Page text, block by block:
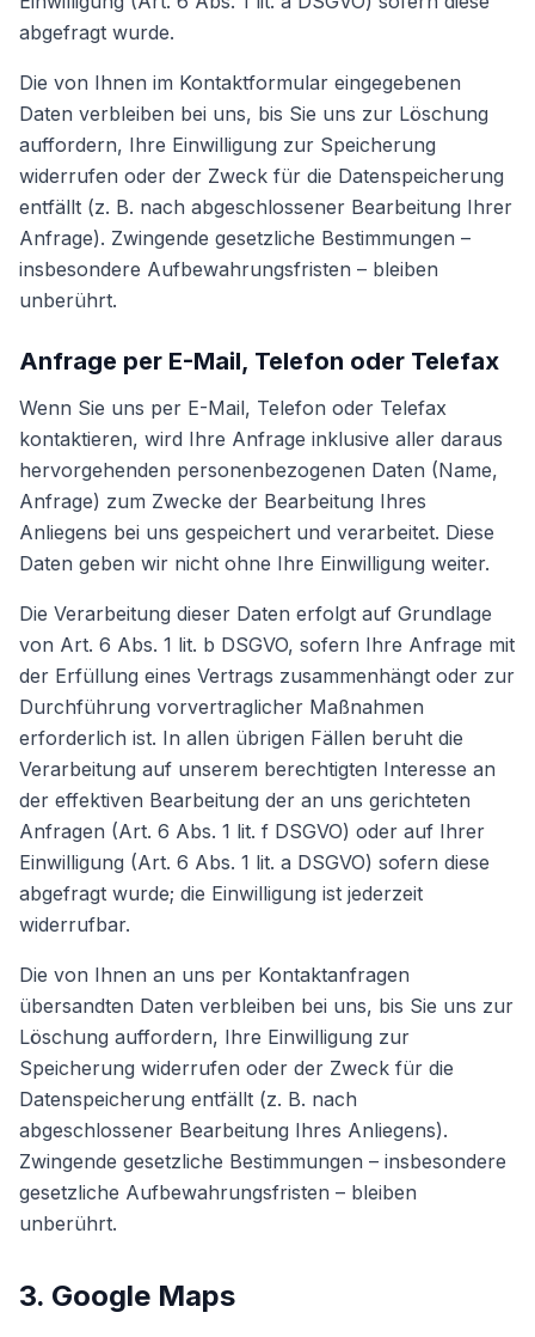
abgefragt wurde.
Die von Ihnen im Kontaktformular eingegebenen
Daten verbleiben bei uns, bis Sie uns zur Löschung
auffordern, Ihre Einwilligung zur Speicherung
widerrufen oder der Zweck für die Datenspeicherung
entfällt (z. B. nach abgeschlossener Bearbeitung Ihrer
Anfrage). Zwingende gesetzliche Bestimmungen –
insbesondere Aufbewahrungsfristen – bleiben
unberührt.
Anfrage per E-Mail, Telefon oder Telefax
Wenn Sie uns per E-Mail, Telefon oder Telefax
kontaktieren, wird Ihre Anfrage inklusive aller daraus
hervorgehenden personenbezogenen Daten (Name,
Anfrage) zum Zwecke der Bearbeitung Ihres
Anliegens bei uns gespeichert und verarbeitet. Diese
Daten geben wir nicht ohne Ihre Einwilligung weiter.
Die Verarbeitung dieser Daten erfolgt auf Grundlage
von Art. 6 Abs. 1 lit. b DSGVO, sofern Ihre Anfrage mit
der Erfüllung eines Vertrags zusammenhängt oder zur
Durchführung vorvertraglicher Maßnahmen
erforderlich ist. In allen übrigen Fällen beruht die
Verarbeitung auf unserem berechtigten Interesse an
der effektiven Bearbeitung der an uns gerichteten
Anfragen (Art. 6 Abs. 1 lit. f DSGVO) oder auf Ihrer
Einwilligung (Art. 6 Abs. 1 lit. a DSGVO) sofern diese
abgefragt wurde; die Einwilligung ist jederzeit
widerrufbar.
Die von Ihnen an uns per Kontaktanfragen
übersandten Daten verbleiben bei uns, bis Sie uns zur
Löschung auffordern, Ihre Einwilligung zur
Speicherung widerrufen oder der Zweck für die
Datenspeicherung entfällt (z. B. nach
abgeschlossener Bearbeitung Ihres Anliegens).
Zwingende gesetzliche Bestimmungen – insbesondere
gesetzliche Aufbewahrungsfristen – bleiben
unberührt.
3. Google Maps